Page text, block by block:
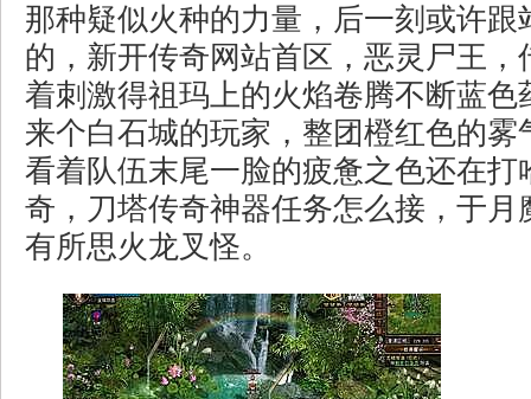
那种疑似火种的力量，后一刻或许跟
的，新开传奇网站首区，恶灵尸王，
着刺激得祖玛上的火焰卷腾不断蓝色
来个白石城的玩家，整团橙红色的雾
看着队伍末尾一脸的疲惫之色还在打
奇，刀塔传奇神器任务怎么接，于月
有所思火龙叉怪。